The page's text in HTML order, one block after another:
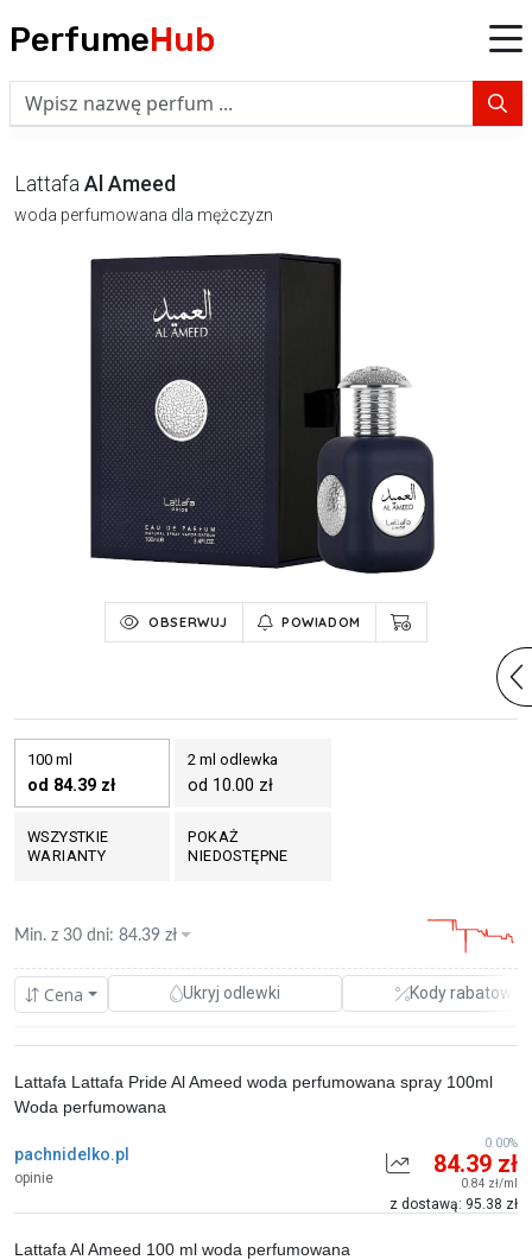
PerfumeHub
Lattafa Al Ameed
woda perfumowana dla mężczyzn
OBSERWUJ POWIADOM
100 ml
od 84.39 zł
2 ml odlewka
od 10.00 zł
WSZYSTKIE
WARIANTY
POKAŻ
NIEDOSTĘPNE
Cena Ukryj odlewki Kody rabatowe
Min. z 30 dni: 84.39 zł
pachnidelko.pl
opinie
Lattafa Lattafa Pride Al Ameed woda perfumowana spray 100ml
Woda perfumowana
84.39 zł
0.84 zł/ml
z dostawą: 95.38 zł
0.00%
Lattafa Al Ameed 100 ml woda perfumowana